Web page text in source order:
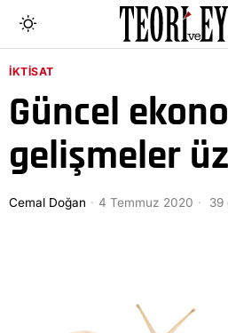
İKTISAT
Güncel
gelişmeler
Cemal Doğan 4 Temmuz 2020 39